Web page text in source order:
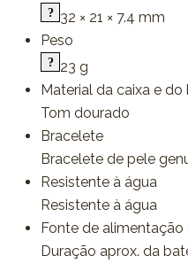
32 × 21 × 7.4 mm
Peso
23 g
Material da caixa e do
Tom dourado
Bracelete
Bracelete de pele
Resistente à água
Resistente à água
Fonte de
Duração aprox. da